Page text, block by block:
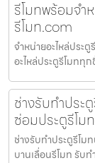
รีโมทพร้อมจำ
รีโมท.com
จำหน่ายอะไหล่ประ
อะไหล่ประตูรีโมท
ช่างรับทำประ
ซ่อมประตูรีโม
ช่างรับทำประตูรีโม
บานเลื่อนรีโมท รับ